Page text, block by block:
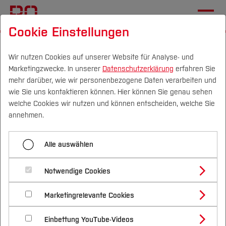
Campus Personen DE|EN Quicklinks
Studium
Studienangebote
Bachelorstudiengänge
Masterstudiengänge
Vor dem Studium
Bewerben & Einschreiben
Bewerbungsportal
Im Studium
Studienbüros und Prüfungen
Nach dem Studium
Forschung & Transfer
Profil
Forschungs- und Transferprofil
Schwerpunkte (FuT)
Beratung & Förderung
Nachhaltigkeit
Nachhaltigkeit studieren
International
Bau- und Umweltingenieurwesen
Service
Studierendencoach
Menü aufklappen
Stundenplan
Stellenangebote
Studierendencoach
Studierendencoaching im
Fachbereich
Der Fachbereich B bietet seinen Studierenden die
Cookie Einstellungen
Wir nutzen Cookies auf unserer Website für Analyse- und
Marketingzwecke. In unserer Datenschutzerklärung erfahren Sie
mehr darüber, wie wir personenbezogene Daten verarbeiten und
wie Sie uns kontaktieren können. Hier können Sie genau sehen
welche Cookies wir nutzen und können entscheiden, welche Sie
annehmen.
Alle auswählen
Notwendige Cookies
Marketingrelevante Cookies
Einbettung YouTube-Videos